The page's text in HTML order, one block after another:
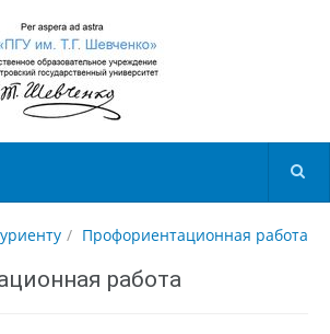
Профориентационная работа
работа